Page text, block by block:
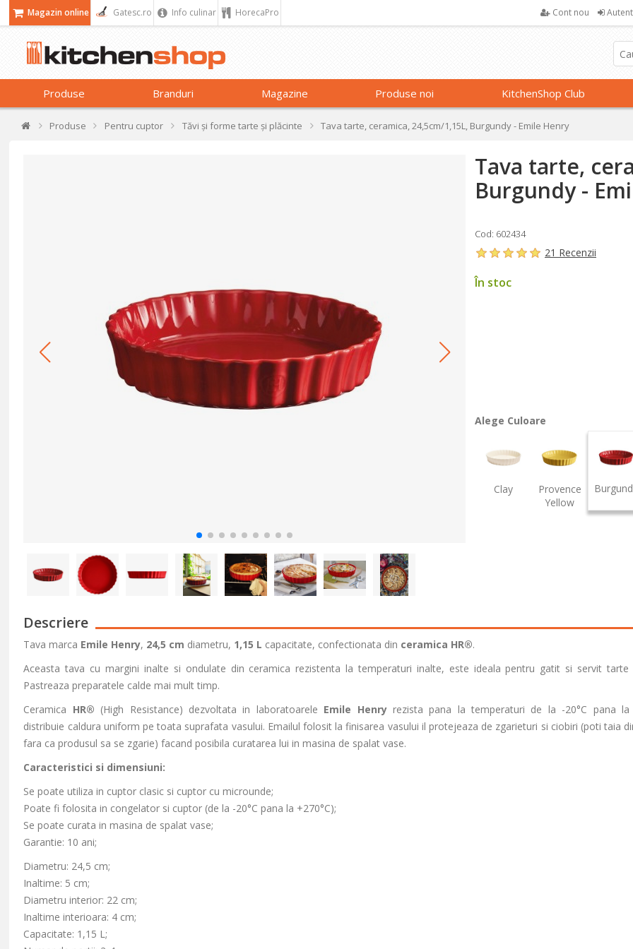
Magazin online Gatesc.ro Info culinar HorecaPro Cont nou
Produse Branduri Magazine Produse noi KitchenShop Club
Produse Pentru cuptor Tăvi și forme tarte și plăcinte Tava tarte, ceramica, 24,5cm/1,15L, Burgundy - Emile Henry
Tava tarte,
Burgundy -
Cod: 602434
21 Recenzii
În stoc
Alege Culoare
Clay
Provence
Yellow
Descriere
Tava marca Emile Henry, 24,5 cm diametru, 1,15 L capacitate, confectionata din ceramica HR®.
Aceasta tava cu margini inalte si ondulate din ceramica rezistenta la temperaturi inalte, este ideala pentru gatit si servit tarte
Pastreaza preparatele calde mai mult timp.
Ceramica HR® (High Resistance) dezvoltata in laboratoarele Emile Henryrezista pana la temperaturi de la -20°C pana la
distribuie caldura uniform pe toata suprafata vasului. Emailul folosit la finisarea vasului il protejeaza de zgarieturi si ciobiri (poti taia
fara ca produsul sa se zgarie) facand posibila curatarea lui in masina de spalat vase.
Caracteristici si dimensiuni:
Se poate utiliza in cuptor clasic si cuptor cu microunde;
Poate fi folosita in congelator si cuptor (de la -20°C pana la +270°C);
Se poate curata in masina de spalat vase;
Garantie: 10 ani;
Diametru: 24,5 cm;
Inaltime: 5 cm;
Diametru interior: 22 cm;
Inaltime interioara: 4 cm;
Capacitate: 1,15 L;